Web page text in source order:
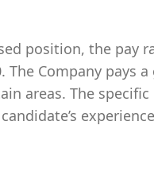
position, the pay
The Company pays
areas. The